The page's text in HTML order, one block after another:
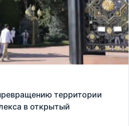
территории
в открытый